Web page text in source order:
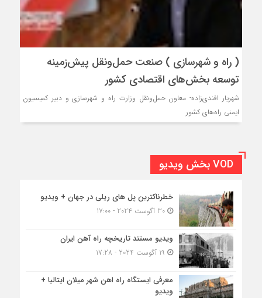
( راه و شهرسازی ) صنعت حمل‌‌ونقل پیش‌زمینه
توسعه بخش‌های اقتصادی کشور
شهریار افندی‌زاده- معاون حمل‌ونقل وزارت راه و شهرسازی و دبیر کمیسیون
ایمنی راه‌های کشور
VOD بخش ویدیو
خطرناکترین پل های ریلی در جهان + ویدیو
30 آگوست 2024 - 17:00
ویدیو مستند تاریخچه راه آهن ایران
معرفی ایستگاه راه اهن شهر میلان ایتالیا +
ویدیو